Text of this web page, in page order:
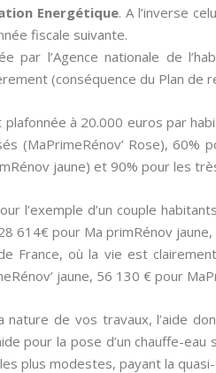
Energétique. A l’inverse
fiscale suivante.
par l’Agence nationale de
(conséquence du Plan de
plafonnée à 20.000 euros par
(MaPrimeRénov’ Rose),
jaune) et 90% pour les
l’exemple d’un couple
614€ pour Ma primRénov
France, où la vie est
jaune, 56 130 € pour
nature de vos travaux, l’aide
pour la pose d’un chauffe-
plus modestes, payant la